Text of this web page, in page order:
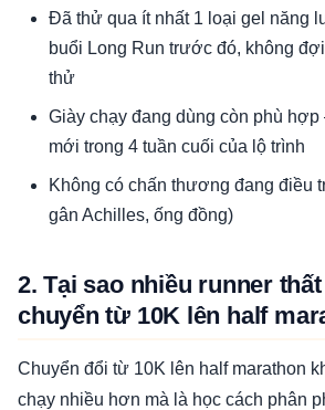
Đã thử qua ít nhất 1 loại gel năng
buổi Long Run trước đó, không
thử
Giày chạy đang dùng còn phù
mới trong 4 tuần cuối của lộ trình
Không có chấn thương đang điều
gân Achilles, ống đồng)
2. Tại sao nhiều runner
chuyển từ 10K lên half
Chuyển đổi từ 10K lên half marathon
chạy nhiều hơn mà là học cách phân